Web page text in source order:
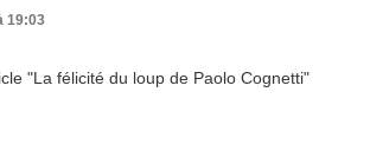
19:03